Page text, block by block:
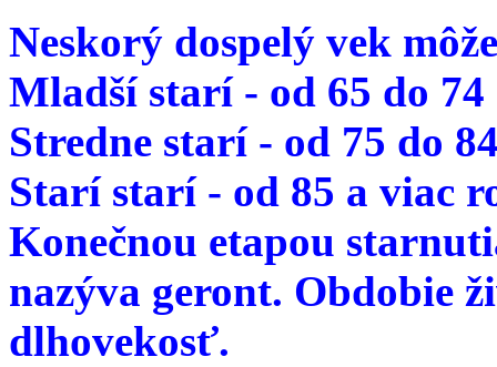
Neskorý dospelý vek
Mladší starí - od 65 do
Stredne starí - od 75 do
Starí starí - od 85 a viac
Konečnou etapou
nazýva geront. Obdobie
dlhovekosť.